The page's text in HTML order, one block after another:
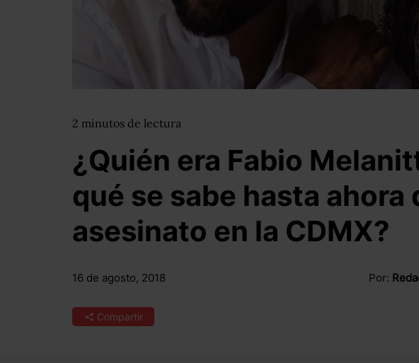
2 minutos de lectura
¿Quién era Fabio
qué se sabe hasta ahora
asesinato en la CDMX?
16 de agosto, 2018 Por:
Compartir